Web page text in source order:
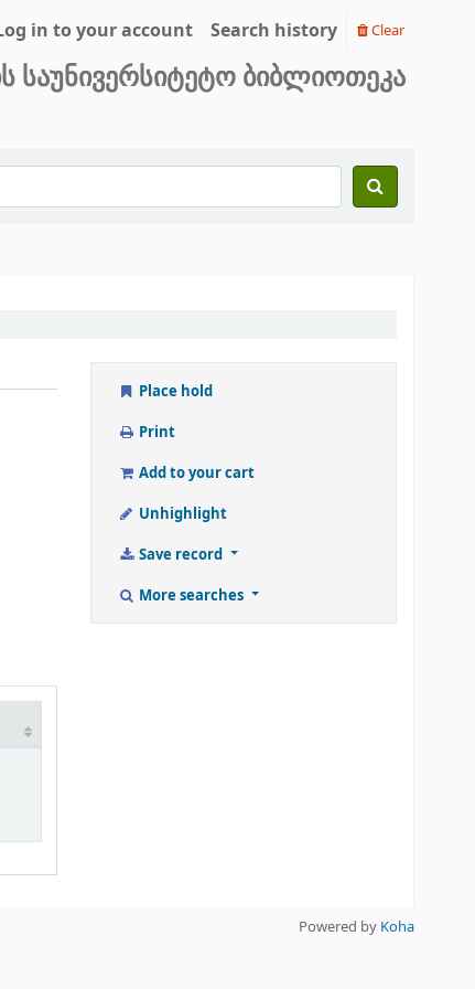
in to your account Search history Clear
საუნივერსიტეტო ბიბლიოთეკა
Place hold
Print
Add to your cart
Unhighlight
Save record
More searches
Powered by Koha